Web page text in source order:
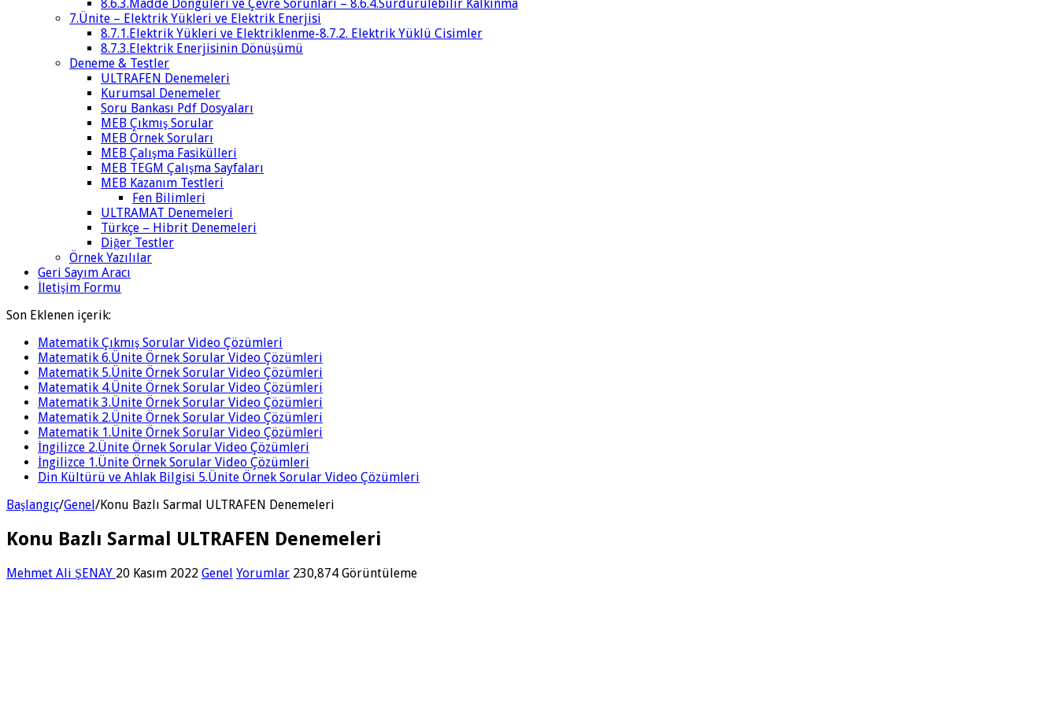
8.6.3.Madde Döngüleri ve Çevre Sorunları – 8.6.4.Sürdürülebilir Kalkınma
7.Ünite – Elektrik Yükleri ve Elektrik Enerjisi
8.7.1.Elektrik Yükleri ve Elektriklenme-8.7.2. Elektrik Yüklü Cisimler
8.7.3.Elektrik Enerjisinin Dönüşümü
Deneme & Testler
ULTRAFEN Denemeleri
Kurumsal Denemeler
Soru Bankası Pdf Dosyaları
MEB Çıkmış Sorular
MEB Örnek Soruları
MEB Çalışma Fasikülleri
MEB TEGM Çalışma Sayfaları
MEB Kazanım Testleri
Fen Bilimleri
ULTRAMAT Denemeleri
Türkçe – Hibrit Denemeleri
Diğer Testler
Örnek Yazılılar
Geri Sayım Aracı
İletişim Formu
Son Eklenen içerik:
Matematik Çıkmış Sorular Video Çözümleri
Matematik 6.Ünite Örnek Sorular Video Çözümleri
Matematik 5.Ünite Örnek Sorular Video Çözümleri
Matematik 4.Ünite Örnek Sorular Video Çözümleri
Matematik 3.Ünite Örnek Sorular Video Çözümleri
Matematik 2.Ünite Örnek Sorular Video Çözümleri
Matematik 1.Ünite Örnek Sorular Video Çözümleri
İngilizce 2.Ünite Örnek Sorular Video Çözümleri
İngilizce 1.Ünite Örnek Sorular Video Çözümleri
Din Kültürü ve Ahlak Bilgisi 5.Ünite Örnek Sorular Video Çözümleri
Başlangıç/Genel/Konu Bazlı Sarmal ULTRAFEN Denemeleri
Konu Bazlı Sarmal ULTRAFEN Denemeleri
Mehmet Ali ŞENAY 20 Kasım 2022 Genel Yorumlar 230,874 Görüntüleme